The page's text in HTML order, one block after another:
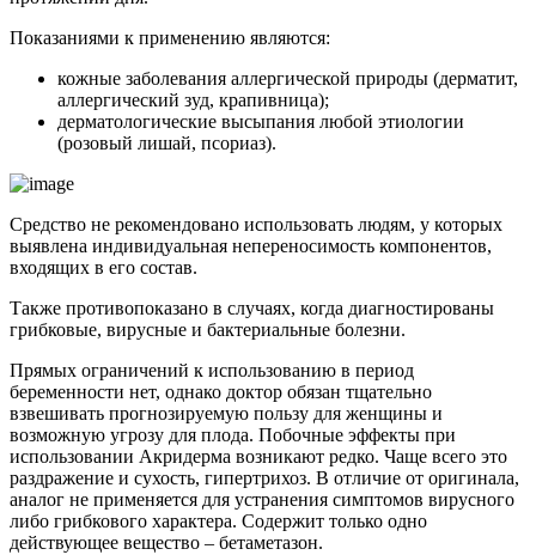
Показаниями к применению являются:
кожные заболевания аллергической природы (дерматит,
аллергический зуд, крапивница);
дерматологические высыпания любой этиологии
(розовый лишай, псориаз).
Средство не рекомендовано использовать людям, у которых
выявлена индивидуальная непереносимость компонентов,
входящих в его состав.
Также противопоказано в случаях, когда диагностированы
грибковые, вирусные и бактериальные болезни.
Прямых ограничений к использованию в период
беременности нет, однако доктор обязан тщательно
взвешивать прогнозируемую пользу для женщины и
возможную угрозу для плода. Побочные эффекты при
использовании Акридерма возникают редко. Чаще всего это
раздражение и сухость, гипертрихоз. В отличие от оригинала,
аналог не применяется для устранения симптомов вирусного
либо грибкового характера. Содержит только одно
действующее вещество – бетаметазон.